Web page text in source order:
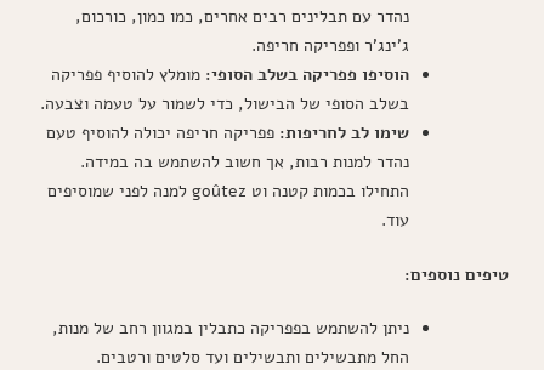
נהדר עם תבלינים רבים אחרים, כמו כמון, כורכום,
ג'ינג'ר ופפריקה חריפה.
הוסיפו פפריקה בשלב הסופי: מומלץ להוסיף פפריקה
בשלב הסופי של הבישול, כדי לשמור על טעמה וצבעה.
שימו לב לחריפות: פפריקה חריפה יכולה להוסיף טעם
נהדר למנות רבות, אך חשוב להשתמש בה במידה.
התחילו בכמות קטנה וט goûtez למנה לפני שמוסיפים
עוד.
טיפים נוספים:
ניתן להשתמש בפפריקה כתבלין במגוון רחב של מנות,
החל מתבשילים ותבשילים ועד סלטים ורטבים.